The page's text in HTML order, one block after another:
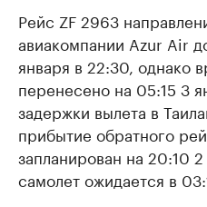
Рейс ZF 2963
авиакомпании Azur Air
января в 22:30, однако
перенесено на 05:15 3
задержки вылета в
прибытие обратного
запланирован на 20:10
самолет ожидается в